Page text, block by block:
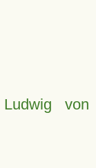
von